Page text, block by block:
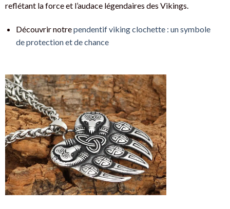
reflétant la force et l’audace légendaires des Vikings.
Découvrir notrependentif viking clochette : un symbole
de protection et de chance